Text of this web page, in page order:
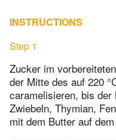
INSTRUCTIONS
Step 1
Zucker im
der Mitte des auf 220
caramelisieren, bis der
Zwiebeln, Thymian,
mit dem Butter auf